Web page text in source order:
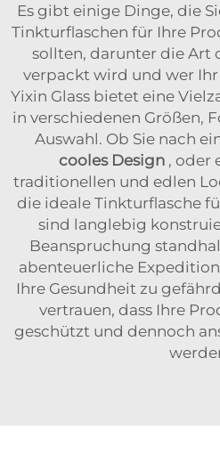
Es gibt einige Dinge, die
Tinkturflaschen für Ihre
sollten, darunter die Art
verpackt wird und wer
Yixin Glass bietet eine
in verschiedenen Größen,
Auswahl. Ob Sie nach
cooles Design , oder
traditionellen und edlen
die ideale Tinkturflasche
sind langlebig
Beanspruchung
abenteuerliche
Ihre Gesundheit zu
vertrauen, dass Ihre
geschützt und dennoch